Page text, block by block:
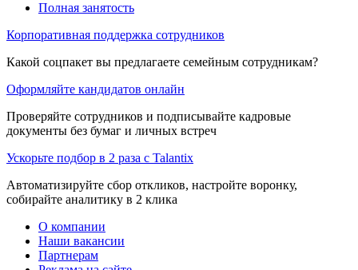
Полная занятость
Корпоративная поддержка сотрудников
Какой соцпакет вы предлагаете семейным сотрудникам?
Оформляйте кандидатов онлайн
Проверяйте сотрудников и подписывайте кадровые
документы без бумаг и личных встреч
Ускорьте подбор в 2 раза с Talantix
Автоматизируйте сбор откликов, настройте воронку,
собирайте аналитику в 2 клика
О компании
Наши вакансии
Партнерам